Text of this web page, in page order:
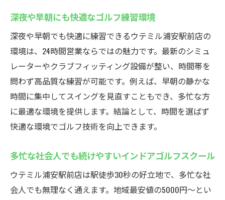
深夜や早朝にも快適なゴルフ練習環境
深夜や早朝でも快適に練習できるウテミル浦安駅前店の
環境は、24時間営業ならではの魅力です。最新のシミュ
レーターやクラブフィッティング設備が整い、時間帯を
問わず高品質な練習が可能です。例えば、早朝の静かな
時間に集中してスイングを見直すこともでき、多忙な方
に最適な環境を提供します。結論として、時間を選ばず
快適な環境でゴルフ技術を向上できます。
多忙な社会人でも続けやすいインドアゴルフスクール
ウテミル浦安駅前店は駅徒歩30秒の好立地で、多忙な社
会人でも無理なく通えます。地域最安値の5000円〜とい